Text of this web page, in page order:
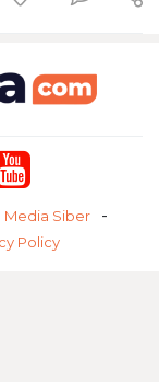
Media Siber
Policy